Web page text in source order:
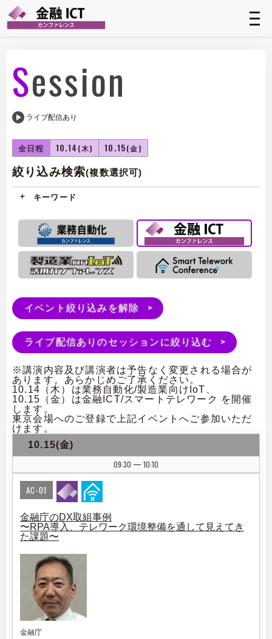
Session
全日程 10.14 (木) 10.15(金)
ライブ配信あり
絞り込み検索(複数選択可)
キーワード
イベント絞り込みを解除
ライブ配信ありのセッションに絞り込む
※講演内容及び講演者は予告なく変更される場合が
あります。あらかじめご了承ください。
10.14（木）は業務自動化/製造業向けIoT、
10.15（金）は金融ICT/スマートテレワーク を開催
します。
東京会場へのご登録で上記イベントへご参加いただ
けます。
10.15(金)
09:30
| 10:10
AC-01
金融庁のDX取組事例
〜RPA導入、テレワーク環境整備を通して見えてき
た課題〜
金融庁